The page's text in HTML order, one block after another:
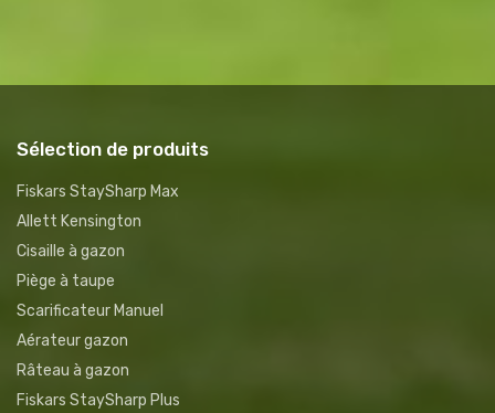
Sélection de produits
Fiskars StaySharp Max
Allett Kensington
Cisaille à gazon
Piège à taupe
Scarificateur Manuel
Aérateur gazon
Râteau à gazon
Fiskars StaySharp Plus